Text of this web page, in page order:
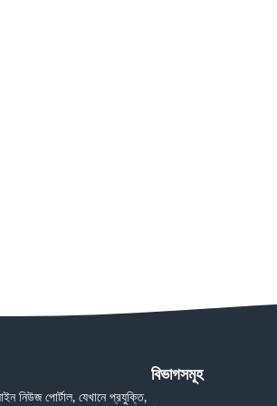
নিউজ পোর্টাল, যেখানে প্রযুক্তি,
বিভাগসমূহ